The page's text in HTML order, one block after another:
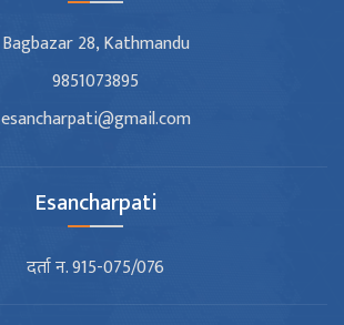
Bagbazar 28, Kathmandu
9851073895
esancharpati@gmail.com
Esancharpati
दर्ता न. 915-075/076